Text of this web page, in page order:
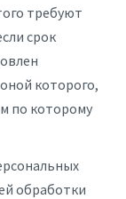
требуют
срок
которого,
по которому
обработки